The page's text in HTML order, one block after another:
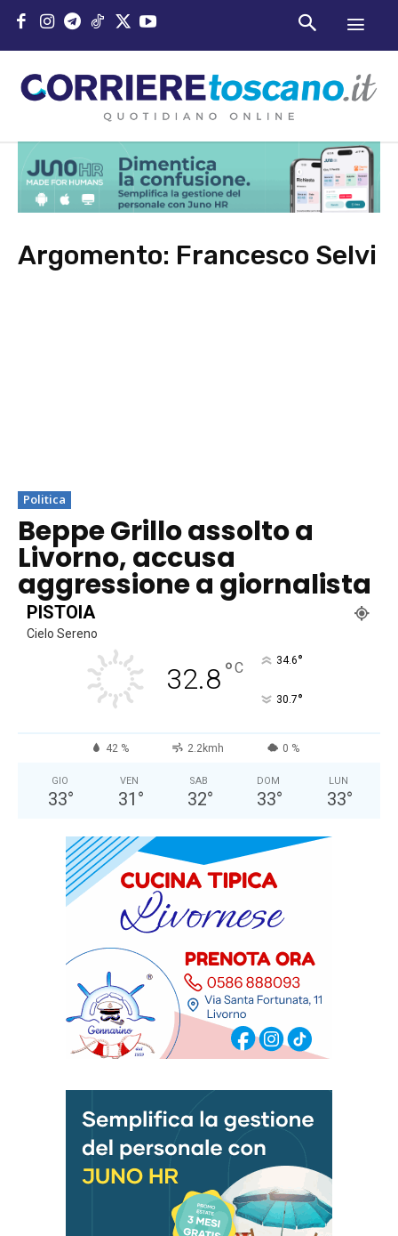
Argomento: Francesco Selvi
Politica
Beppe Grillo assolto a
Livorno, accusa
aggressione a giornalista
PISTOIA
Cielo Sereno
32.8°C 34.6°
30.7°
42 % 2.2kmh 0 %
GIO
33°
VEN
31 °
SAB
32°
DOM
33°
LUN
33°